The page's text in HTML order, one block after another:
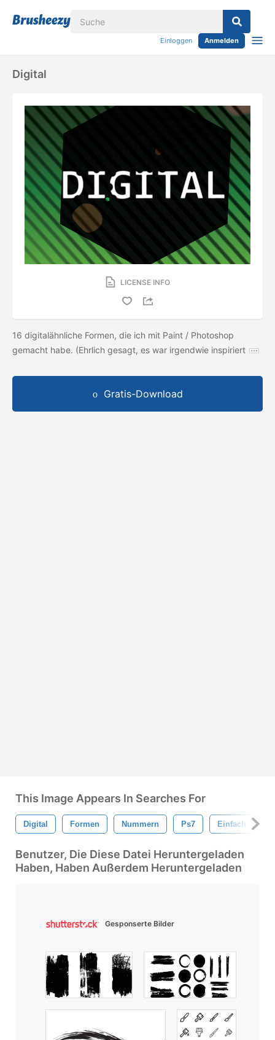
Einloggen Anmelden
Digital
LICENSE INFO
16 digitalähnliche Formen, die ich mit Paint / Photoshop
gemacht habe. (Ehrlich gesagt, es war irgendwie inspiriert
Gratis-Download
This Image Appears In Searches For
Digital Formen Nummern Ps7 Einfach
Benutzer, Die Diese Datei Heruntergeladen
Haben, Haben Außerdem Heruntergeladen
Gesponserte Bilder